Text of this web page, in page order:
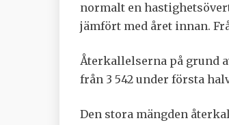
normalt en
jämfört med året innan.
Återkallelserna på grund
från 3 542 under första
Den stora mängden